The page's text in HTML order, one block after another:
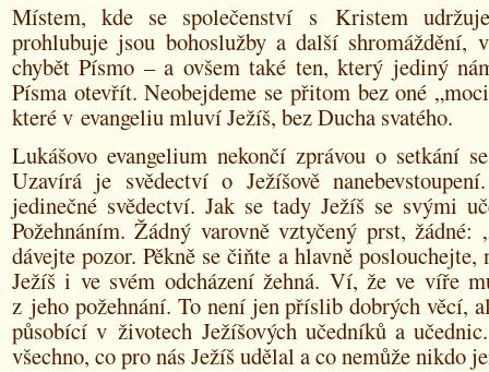
Místem, kde se společenství s Kristem
prohlubuje jsou bohoslužby a další shromáždění,
chybět Písmo – a ovšem také ten, který jediný
Písma otevřít. Neobejdeme se přitom bez oné
které v evangeliu mluví Ježíš, bez Ducha svatého.
Lukášovo evangelium nekončí zprávou o setkání
Uzavírá je svědectví o Ježíšově
jedinečné svědectví. Jak se tady Ježíš se svými
Požehnáním. Žádný varovně vztyčený prst, žádné:
dávejte pozor. Pěkně se čiňte a hlavně
Ježíš i ve svém odcházení žehná. Ví, že ve víře
z jeho požehnání. To není jen příslib dobrých věcí,
působící v životech Ježíšových učedníků a
všechno, co pro nás Ježíš udělal a co nemůže nikdo